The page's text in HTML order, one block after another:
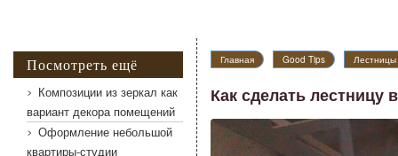
Главная Good Tips Лестницы
Как сделать лестницу
Посмотреть ещё
Композиции из зеркал как
вариант декора помещений
Оформление небольшой
квартиры-студии